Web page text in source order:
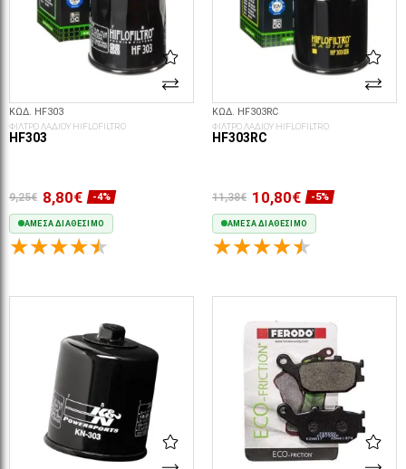
ΚΩΔ. HF303
ΦΙΛΤΡΟ ΛΑΔΙΟΥ HIFLOFILTRO
HF303
9,25€ 8,80€ -4%
ΆΜΕΣΑ ΔΙΑΘΈΣΙΜΟ
ΚΩΔ. HF303RC
ΦΙΛΤΡΟ ΛΑΔΙΟΥ HIFLOFILTRO
HF303RC
11,38€ 10,80€ -5%
ΆΜΕΣΑ ΔΙΑΘΈΣΙΜΟ